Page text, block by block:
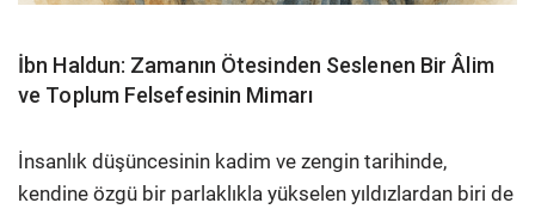
İbn Haldun: Zamanın Ötesinden Seslenen Bir Âlim
ve Toplum Felsefesinin Mimarı
İnsanlık düşüncesinin kadim ve zengin tarihinde,
kendine özgü bir parlaklıkla yükselen yıldızlardan biri de